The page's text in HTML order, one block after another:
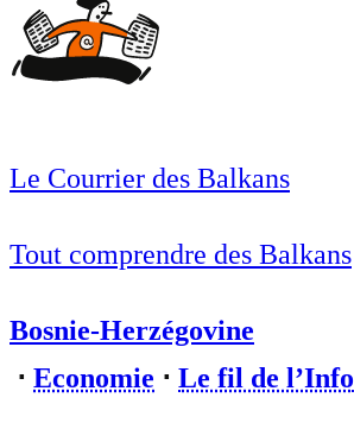
Le Courrier des Balkans
Tout comprendre des Balkans
Bosnie-Herzégovine
⋅ Economie ⋅ Le fil de l’Info